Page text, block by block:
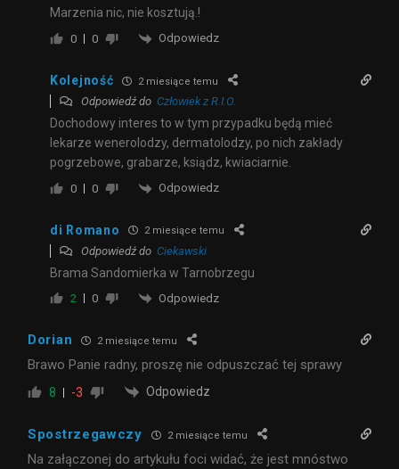
Marzenia nic, nie kosztują.!
0 0 Odpowiedz
Kolejność 2 miesiące temu
Odpowiedź do Człowiek z R.I.O.
Dochodowy interes to w tym przypadku będą mieć
lekarze wenerolodzy, dermatolodzy, po nich zakłady
pogrzebowe, grabarze, ksiądz, kwiaciarnie.
0 0 Odpowiedz
di Romano 2 miesiące temu
Odpowiedź do Ciekawski
Brama Sandomierka w Tarnobrzegu
2 0 Odpowiedz
Dorian 2 miesiące temu
Brawo Panie radny, proszę nie odpuszczać tej sprawy
8 -3 Odpowiedz
Spostrzegawczy 2 miesiące temu
Na załączonej do artykułu foci widać, że jest mnóstwo